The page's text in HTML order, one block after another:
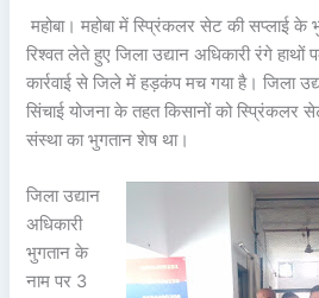
महोबा। महोबा में स्प्रिंकलर सेट की सप्लाई
रिश्वत लेते हुए जिला उद्यान अधिकारी रंगे
कार्रवाई से जिले में हड़कंप मच गया है। जिला
सिंचाई योजना के तहत किसानों को स्प्रिंकलर
संस्था का भुगतान शेष था।
जिला उद्यान
अधिकारी
भुगतान के
नाम पर 3